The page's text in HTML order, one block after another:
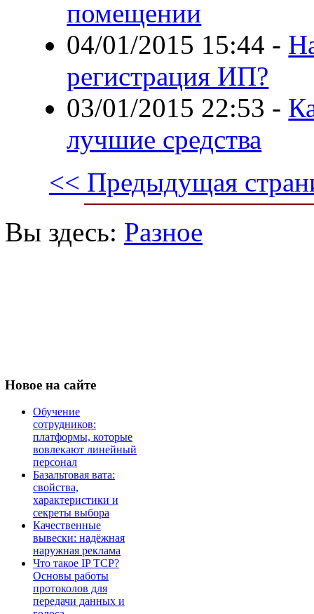
помещении
04/01/2015 15:44 -
регистрация ИП?
03/01/2015 22:53 -
лучшие средства
<< Предыдущая
Вы здесь: Разное
Новое на сайте
Обучение
сотрудников:
платформы, которые
вовлекают линейный
персонал
Базальтовая вата:
свойства,
характеристики и
секреты выбора
Качественные
вывески: надёжная
наружная реклама
Что такое IP TCP?
Основы работы
протоколов для
передачи данных и